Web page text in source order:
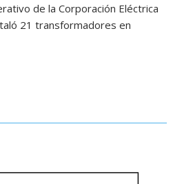
de la Corporación Eléctrica
21 transformadores en